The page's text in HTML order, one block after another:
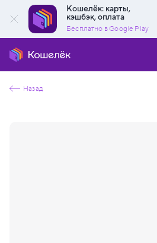
Кошелёк: карты,
кэшбэк, оплата
Бесплатно в Google Play
Назад